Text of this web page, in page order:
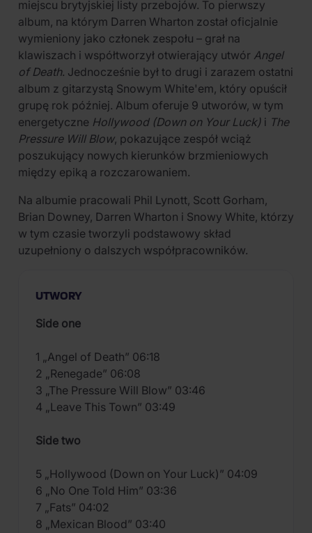
miejscu brytyjskiej listy przebojów. To pierwszy
album, na którym Darren Wharton został oficjalnie
wymieniony jako członek zespołu – grał na
klawiszach i współtworzył otwierający utwór Angel
of Death. Jednocześnie był to drugi i zarazem ostatni
album z gitarzystą Snowym White'em, który opuścił
grupę rok później. Album oferuje 9 utworów, w tym
energetyczne Hollywood (Down on Your Luck) i The
Pressure Will Blow, pokazujące zespół wciąż
poszukujący nowych kierunków brzmieniowych
między epiką a rozczarowaniem.
Na albumie pracowali Phil Lynott, Scott Gorham,
Brian Downey, Darren Wharton i Snowy White, którzy
w tym czasie tworzyli podstawowy skład
uzupełniony o dalszych współpracowników.
UTWORY
Side one
1 „Angel of Death” 06:18
2 „Renegade” 06:08
3 „The Pressure Will Blow” 03:46
4 „Leave This Town” 03:49
Side two
5 „Hollywood (Down on Your Luck)” 04:09
6 „No One Told Him” 03:36
7 „Fats” 04:02
8 „Mexican Blood” 03:40